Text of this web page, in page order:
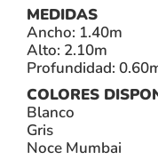
MEDIDAS
Ancho: 1.40m
Alto: 2.10m
Profundidad:
COLORES
Blanco
Gris
Noce Mumbai